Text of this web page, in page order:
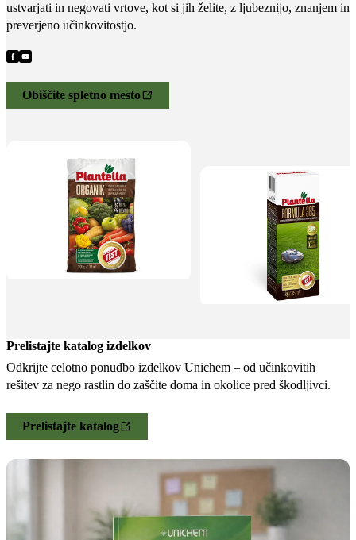
ustvarjati in negovati vrtove, kot si jih želite, z ljubeznijo, znanjem in
preverjeno učinkovitostjo.
Obiščite spletno mesto
Prelistajte katalog izdelkov
Odkrijte celotno ponudbo izdelkov Unichem – od učinkovitih
rešitev za nego rastlin do zaščite doma in okolice pred škodljivci.
Prelistajte katalog